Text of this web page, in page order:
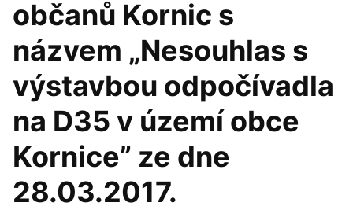
občanů Kornic s
názvem „Nesouhlas s
výstavbou odpočívadla
na D35 v území obce
Kornice” ze dne
28.03.2017.